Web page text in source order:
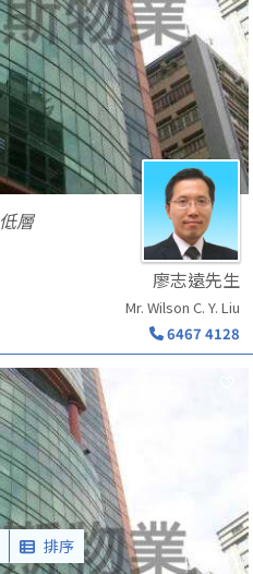
低層
廖志遠先生
Mr. Wilson C. Y. Liu
6467 4128
排序